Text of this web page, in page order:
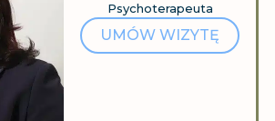
Psychoterapeuta
UMÓW WIZYTĘ